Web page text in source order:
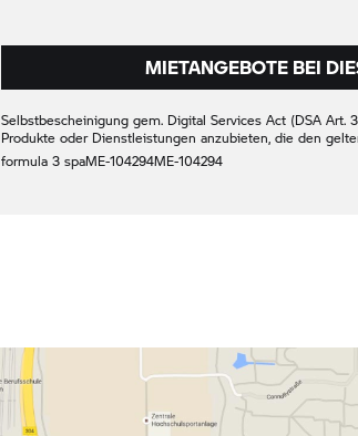
MIETANGEBOTE BEI
Selbstbescheinigung gem. Digital Services Act (DSA Art.
Produkte oder Dienstleistungen anzubieten, die den
formula 3 spaME-104294ME-104294